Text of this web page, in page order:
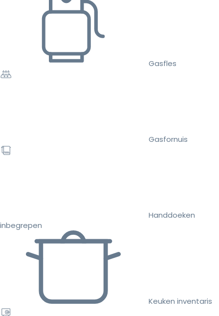
Gasfles
Gasfornuis
Handdoeken
inbegrepen
Keuken inventaris